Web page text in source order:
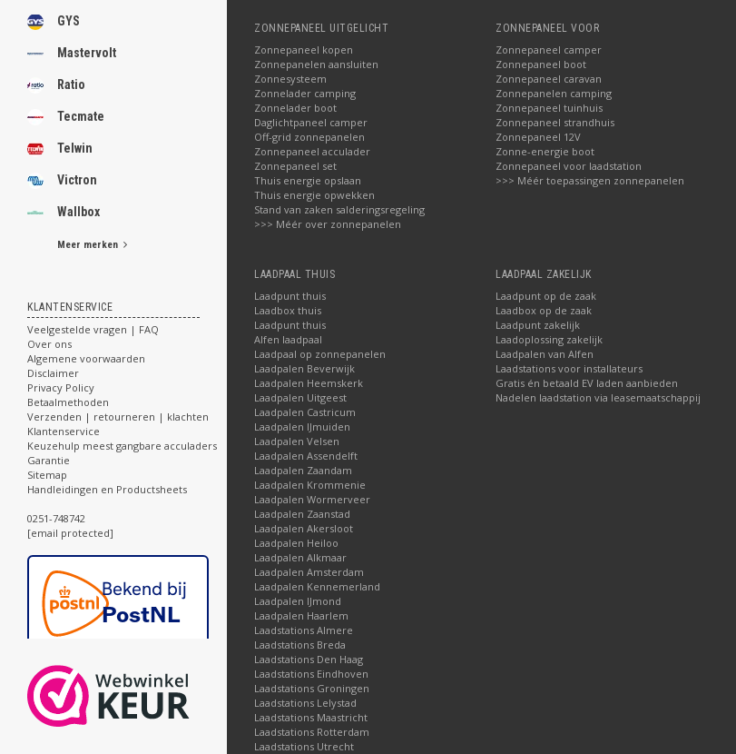
GYS
Mastervolt
Ratio
Tecmate
Telwin
Victron
Wallbox
Meer merken
KLANTENSERVICE
Veelgestelde vragen | FAQ
Over ons
Algemene voorwaarden
Disclaimer
Privacy Policy
Betaalmethoden
Verzenden | retourneren | klachten
Klantenservice
Keuzehulp meest gangbare acculaders
Garantie
Sitemap
Handleidingen en Productsheets
0251-748742
[email protected]
ZONNEPANEEL UITGELICHT
Zonnepaneel kopen
Zonnepanelen aansluiten
Zonnesysteem
Zonnelader camping
Zonnelader boot
Daglichtpaneel camper
Off-grid zonnepanelen
Zonnepaneel acculader
Zonnepaneel set
Thuis energie opslaan
Thuis energie opwekken
Stand van zaken salderingsregeling
>>> Méér over zonnepanelen
ZONNEPANEEL VOOR
Zonnepaneel camper
Zonnepaneel boot
Zonnepaneel caravan
Zonnepanelen camping
Zonnepaneel tuinhuis
Zonnepaneel strandhuis
Zonnepaneel 12V
Zonne-energie boot
Zonnepaneel voor laadstation
>>> Méér toepassingen zonnepanelen
LAADPAAL THUIS
Laadpunt thuis
Laadbox thuis
Laadpunt thuis
Alfen laadpaal
Laadpaal op zonnepanelen
Laadpalen Beverwijk
Laadpalen Heemskerk
Laadpalen Uitgeest
Laadpalen Castricum
Laadpalen IJmuiden
Laadpalen Velsen
Laadpalen Assendelft
Laadpalen Zaandam
Laadpalen Krommenie
Laadpalen Wormerveer
Laadpalen Zaanstad
Laadpalen Akersloot
Laadpalen Heiloo
Laadpalen Alkmaar
Laadpalen Amsterdam
Laadpalen Kennemerland
Laadpalen IJmond
Laadpalen Haarlem
Laadstations Almere
Laadstations Breda
Laadstations Den Haag
Laadstations Eindhoven
Laadstations Groningen
Laadstations Lelystad
Laadstations Maastricht
Laadstations Rotterdam
Laadstations Utrecht
LAADPAAL ZAKELIJK
Laadpunt op de zaak
Laadbox op de zaak
Laadpunt zakelijk
Laadoplossing zakelijk
Laadpalen van Alfen
Laadstations voor installateurs
Gratis én betaald EV laden aanbieden
Nadelen laadstation via leasemaatschappij